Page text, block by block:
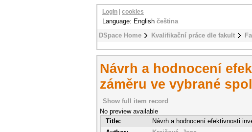
DSpace Home Kvalifikační práce dle fakult
Login cookies
Language: English čeština
Návrh a hodnocení
záměru ve vybrané
Show full item record
No preview available
Title:
Návrh a hodnocení efektivnosti